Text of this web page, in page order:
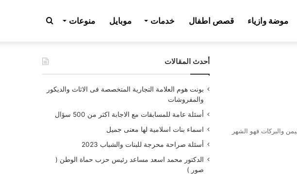
موضة وازياء قصص اطفال خدمات موبايل منوعات بحث
عن
والبركات فهو الشهر
أحدث المقالات
بونت هوم العلامة التجارية المتخصصة فى الاثاث والديكور
والمفروشات
أسئلة عامة للمسابقات مع الاجابة اكثر من 500 سؤال
اسماء بنات اسلامية لها معنى جميل
أسئلة صراحة محرجة للبنات والشباب 2023
الدكتور محمد اسعد مساعد رئيس حزب حماة الوطن (
صور )